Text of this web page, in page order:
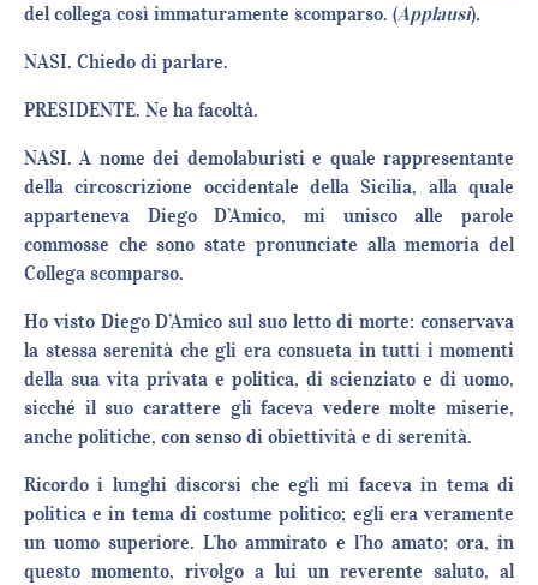
del collega così immaturamente scomparso. (Applausi).
NASI. Chiedo di parlare.
PRESIDENTE. Ne ha facoltà.
NASI. A nome dei demolaburisti e quale rappresentante
della circoscrizione occidentale della Sicilia, alla quale
apparteneva Diego D’Amico, mi unisco alle parole
commosse che sono state pronunciate alla memoria del
Collega scomparso.
Ho visto Diego D’Amico sul suo letto di morte: conservava
la stessa serenità che gli era consueta in tutti i momenti
della sua vita privata e politica, di scienziato e di uomo,
sicché il suo carattere gli faceva vedere molte miserie,
anche politiche, con senso di obiettività e di serenità.
Ricordo i lunghi discorsi che egli mi faceva in tema di
politica e in tema di costume politico; egli era veramente
un uomo superiore. L’ho ammirato e l’ho amato; ora, in
questo momento, rivolgo a lui un reverente saluto, al